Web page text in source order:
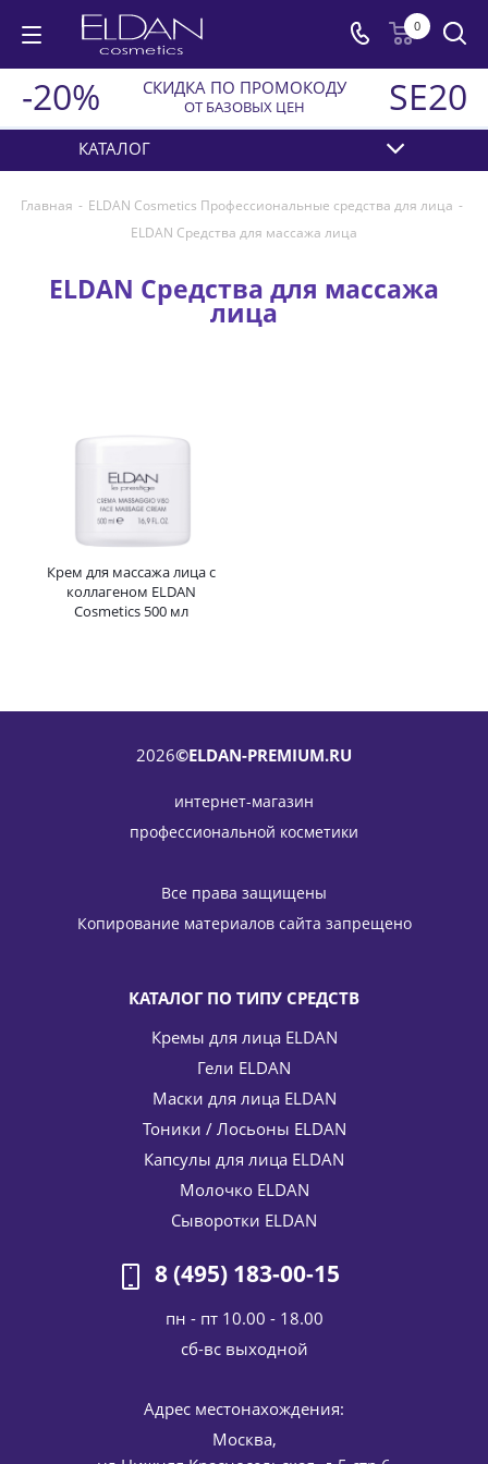
0
-20% СКИДКА ПО ПРОМОКОДУ
ОТ БАЗОВЫХ ЦЕН SE20
КАТАЛОГ
Главная - ELDAN Cosmetics Профессиональные средства для лица -
ELDAN Средства для массажа лица
ELDAN Средства для массажа
лица
Крем для массажа лица с
коллагеном ELDAN
Cosmetics 500 мл
2026©ELDAN-PREMIUM.RU
интернет-магазин
профессиональной косметики
Все права защищены
Копирование материалов сайта запрещено
КАТАЛОГ ПО ТИПУ СРЕДСТВ
Кремы для лица ELDAN
Гели ELDAN
Маски для лица ELDAN
Тоники / Лосьоны ELDAN
Капсулы для лица ELDAN
Молочко ELDAN
Сыворотки ELDAN
8 (495) 183-00-15
пн - пт 10.00 - 18.00
cб-вс выходной
Адрес местонахождения:
Москва,